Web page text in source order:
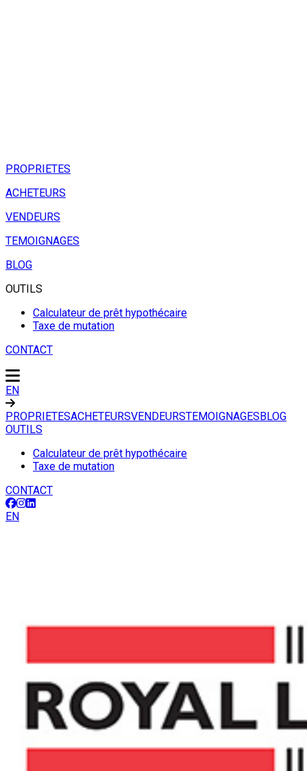
PROPRIETES
ACHETEURS
VENDEURS
TEMOIGNAGES
BLOG
OUTILS
Calculateur de prêt hypothécaire
Taxe de mutation
CONTACT
EN
PROPRIETESACHETEURSVENDEURSTEMOIGNAGESBLOG
OUTILS
Calculateur de prêt hypothécaire
Taxe de mutation
CONTACT
EN